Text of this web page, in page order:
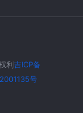
利吉ICP备
号